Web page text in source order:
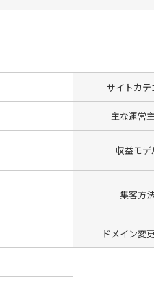
サイトカテ
主な運営
収益モデ
集客方
ドメイン変